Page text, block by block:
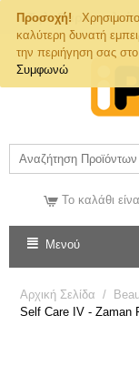
Προσοχή!
καλύτερη δυνατή
την περιήγηση σας
Συμφωνώ
Τηλ. Παραγγελιών
Το καλάθι
Μενού
Αρχική Σελίδα /
Self Care IV - Zaman